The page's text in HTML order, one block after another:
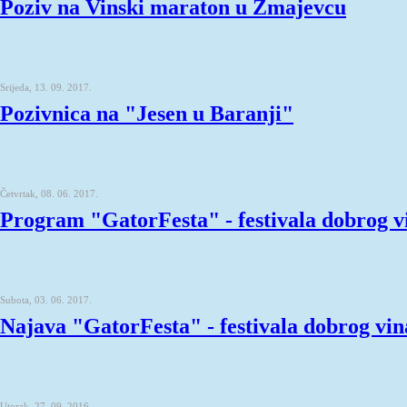
Poziv na Vinski maraton u Zmajevcu
Srijeda, 13. 09. 2017.
Pozivnica na "Jesen u Baranji"
Četvrtak, 08. 06. 2017.
Program "GatorFesta" - festivala dobrog
Subota, 03. 06. 2017.
Najava "GatorFesta" - festivala dobrog